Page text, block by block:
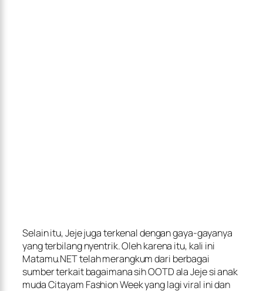
Selain itu, Jeje juga terkenal dengan gaya-gayanya
yang terbilang nyentrik. Oleh karena itu, kali ini
Matamu.NET telah merangkum dari berbagai
sumber terkait bagaimana sih OOTD ala Jeje si anak
muda Citayam Fashion Week yang lagi viral ini dan